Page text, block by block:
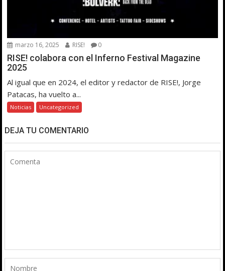
marzo 16, 2025 RISE! 0
RISE! colabora con el Inferno Festival Magazine
2025
Al igual que en 2024, el editor y redactor de RISE!, Jorge
Patacas, ha vuelto a...
Noticias Uncategorized
DEJA TU COMENTARIO